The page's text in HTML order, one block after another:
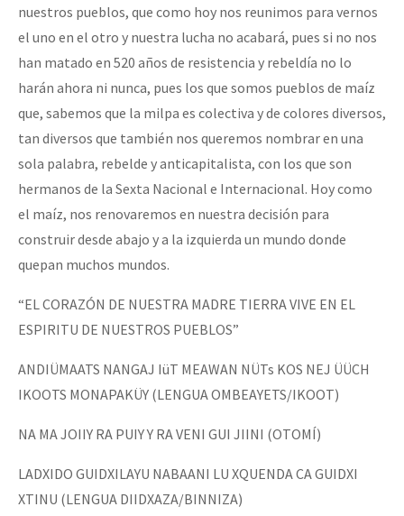
nuestros pueblos, que como hoy nos reunimos para vernos
el uno en el otro y nuestra lucha no acabará, pues si no nos
han matado en 520 años de resistencia y rebeldía no lo
harán ahora ni nunca, pues los que somos pueblos de maíz
que, sabemos que la milpa es colectiva y de colores diversos,
tan diversos que también nos queremos nombrar en una
sola palabra, rebelde y anticapitalista, con los que son
hermanos de la Sexta Nacional e Internacional. Hoy como
el maíz, nos renovaremos en nuestra decisión para
construir desde abajo y a la izquierda un mundo donde
quepan muchos mundos.
“EL CORAZÓN DE NUESTRA MADRE TIERRA VIVE EN EL
ESPIRITU DE NUESTROS PUEBLOS”
ANDIÜMAATS NANGAJ IüT MEAWAN NÜTs KOS NEJ ÜÜCH
IKOOTS MONAPAKÜY (LENGUA OMBEAYETS/IKOOT)
NA MA JOIIY RA PUIY Y RA VENI GUI JIINI (OTOMÍ)
LADXIDO GUIDXILAYU NABAANI LU XQUENDA CA GUIDXI
XTINU (LENGUA DIIDXAZA/BINNIZA)